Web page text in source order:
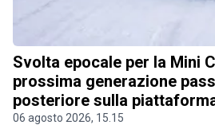
Svolta epocale per la Mini
prossima generazione
posteriore sulla
06 agosto 2026, 15.15